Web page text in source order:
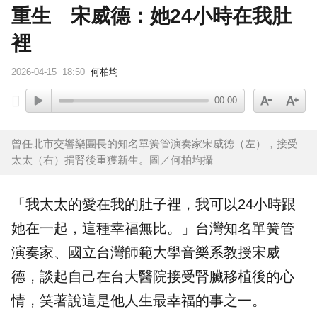
重生 宋威德：她24小時在我肚
裡
2026-04-15 18:50 何柏均
00:00
曾任北市交響樂團長的知名單簧管演奏家宋威德（左），接受
太太（右）捐腎後重獲新生。圖／何柏均攝
「我太太的愛在我的肚子裡，我可以24小時跟
她在一起，這種幸福無比。」台灣知名單簧管
演奏家、國立台灣師範大學音樂系教授宋威
德 ，談起自己在台大醫院接受腎臟移植後的心
情，笑著說這是他人生最幸福的事之一。